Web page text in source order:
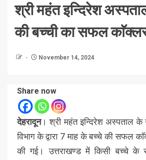
श्री महंत इन्दिरेश
की बच्ची का सफल काॅक्लर
November 14, 2024
Share now
देहरादून। श्री महंत इन्दिरेश अस्पताल के
विभाग के द्वारा 7 माह के बच्चे की सफल
की गई। उत्तराखण्ड में किसी बच्चे